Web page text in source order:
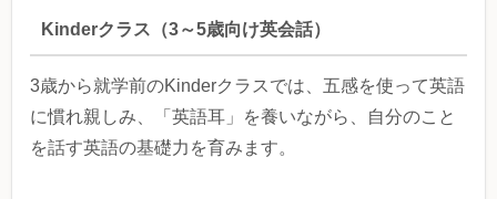
Kinderクラス（3～5歳向け英会話）
3歳から就学前のKinderクラスでは、五感を使って英語
に慣れ親しみ、「英語耳」を養いながら、自分のこと
を話す英語の基礎力を育みます。